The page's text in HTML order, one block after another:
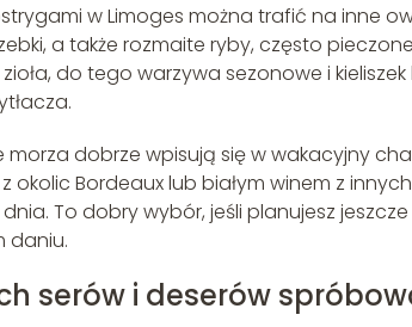
w Limoges można trafić na inne
a także rozmaite ryby, często
zioła, do tego warzywa sezonowe i
morza dobrze wpisują się w wakacyjny
okolic Bordeaux lub białym winem z
To dobry wybór, jeśli planujesz
daniu.
serów i deserów